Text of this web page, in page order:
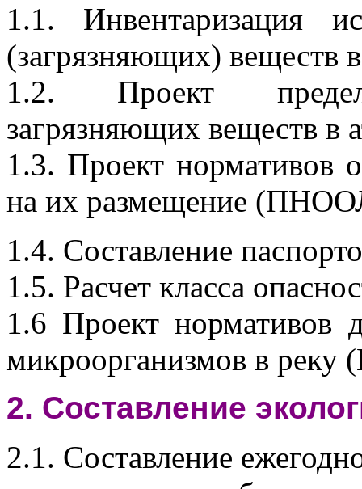
1.1. Инвентаризация
(загрязняющих) веществ
1.2. Проект
загрязняющих веществ
1.3. Проект нормативов
на их размещение
1.4. Составление
1.5. Расчет класса
1.6 Проект нормативов
микроорганизмов в
2. Составление
2.1. Составление